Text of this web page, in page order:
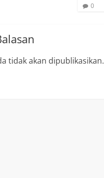
0
tidak akan dipublikasikan.